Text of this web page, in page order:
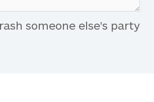
someone else's party